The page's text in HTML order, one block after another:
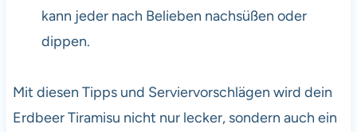
kann jeder nach Belieben nachsüßen oder
dippen.
Mit diesen Tipps und Serviervorschlägen wird dein
Erdbeer Tiramisu nicht nur lecker, sondern auch ein